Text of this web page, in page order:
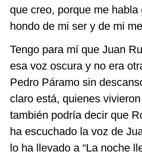
que creo, porque me
hondo de mi ser y de mi
Tengo para mí que Juan
esa voz oscura y no era
Pedro Páramo sin
claro está, quienes
también podría decir que
ha escuchado la voz de
lo ha llevado a “La noche